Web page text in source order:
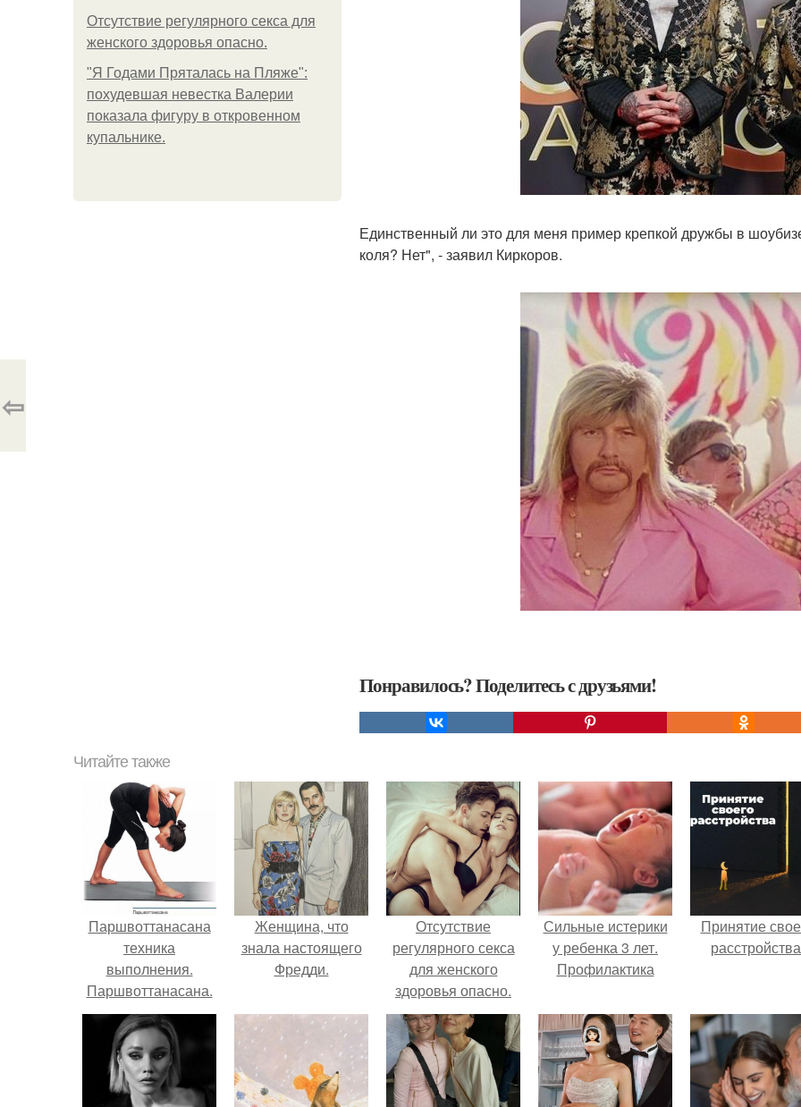
Отсутствие регулярного секса для
женского здоровья опасно.
"Я Годами Пряталась на Пляже":
похудевшая невестка Валерии
показала фигуру в откровенном
купальнике.
Единственный ли это для меня пример крепкой дружбы в
коля? Нет", - заявил Киркоров.
Понравилось? Поделитесь с друзьями!
⇦
Читайте также
Паршвоттанасана
техника
выполнения.
Паршвоттанасана.
Для снятия
мышечного
напряжения.
Женщина, что
знала настоящего
Фредди.
Отсутствие
регулярного секса
для женского
здоровья опасно.
Сильные истерики
у ребенка 3 лет.
Профилактика
Принятие